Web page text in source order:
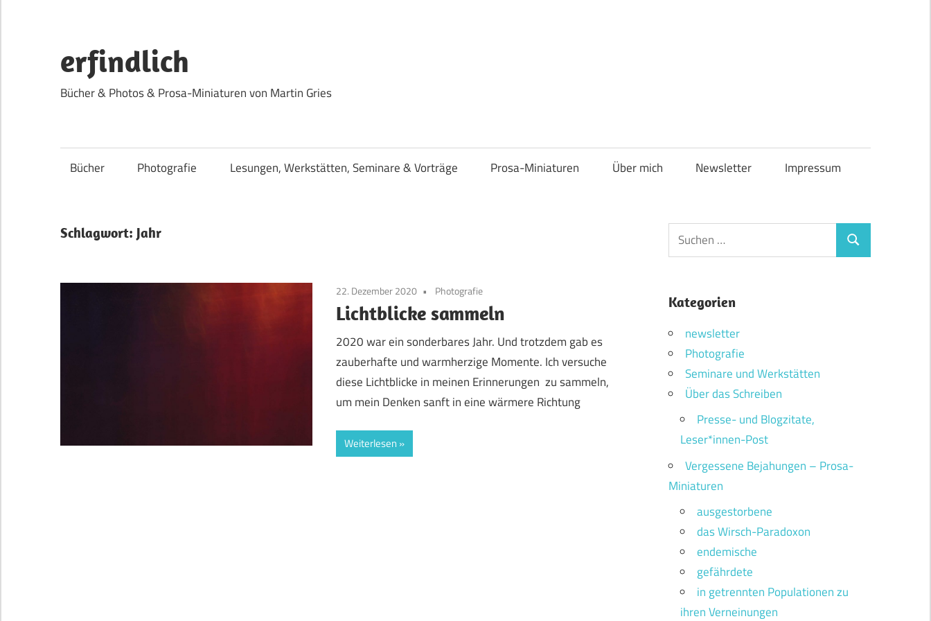
springen
erfindlich
Bücher & Photos & Prosa-Miniaturen von Martin Gries
Bücher Photografie Lesungen, Werkstätten, Seminare & Vorträge Prosa-Miniaturen Über mich Newsletter Impressum
Schlagwort: Jahr
22. Dezember 2020 Photografie
Lichtblicke sammeln
2020 war ein sonderbares Jahr. Und trotzdem gab es
zauberhafte und warmherzige Momente. Ich versuche
diese Lichtblicke in meinen Erinnerungen zu sammeln,
um mein Denken sanft in eine wärmere Richtung
Weiterlesen
Suchen
nach:
Suchen
Kategorien
newsletter
Photografie
Seminare und Werkstätten
Über das Schreiben
Presse- und Blogzitate,
Leser*innen-Post
Vergessene Bejahungen – Prosa-
Miniaturen
ausgestorbene
das Wirsch-Paradoxon
endemische
gefährdete
in getrennten Populationen zu
ihren Verneinungen